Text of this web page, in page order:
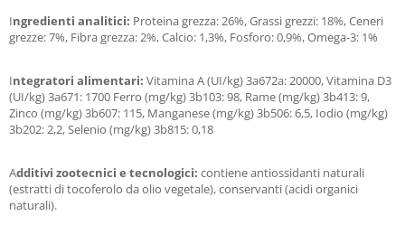
Ingredienti analitici: Proteina grezza: 26%, Grassi grezzi: 18%, Ceneri
grezze: 7%, Fibra grezza: 2%, Calcio: 1,3%, Fosforo: 0,9%, Omega-3: 1%
Integratori alimentari: Vitamina A (UI/kg) 3a672a: 20000, Vitamina D3
(UI/kg) 3a671: 1700 Ferro (mg/kg) 3b103: 98, Rame (mg/kg) 3b413: 9,
Zinco (mg/kg) 3b607: 115, Manganese (mg/kg) 3b506: 6,5, Iodio (mg/kg)
3b202: 2,2, Selenio (mg/kg) 3b815: 0,18
Additivi zootecnici e tecnologici: contiene antiossidanti naturali
(estratti di tocoferolo da olio vegetale), conservanti (acidi organici
naturali).